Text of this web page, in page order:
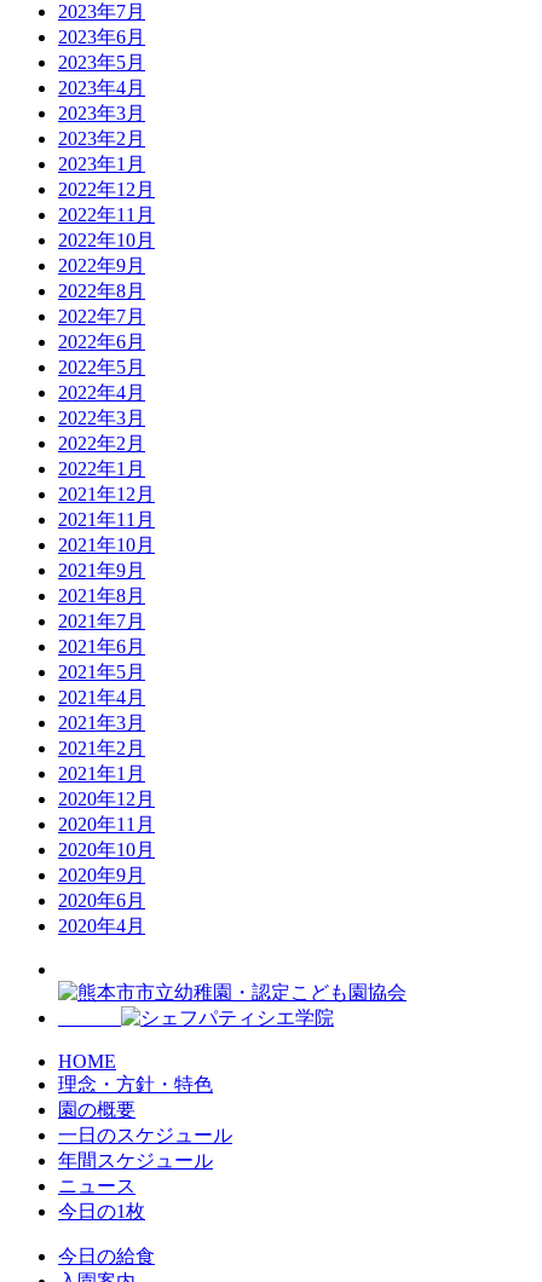
2023年7月
2023年6月
2023年5月
2023年4月
2023年3月
2023年2月
2023年1月
2022年12月
2022年11月
2022年10月
2022年9月
2022年8月
2022年7月
2022年6月
2022年5月
2022年4月
2022年3月
2022年2月
2022年1月
2021年12月
2021年11月
2021年10月
2021年9月
2021年8月
2021年7月
2021年6月
2021年5月
2021年4月
2021年3月
2021年2月
2021年1月
2020年12月
2020年11月
2020年10月
2020年9月
2020年6月
2020年4月
HOME
理念・方針・特色
園の概要
一日のスケジュール
年間スケジュール
ニュース
今日の1枚
今日の給食